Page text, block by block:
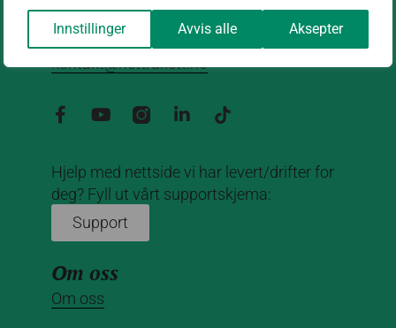
Innstillinger Avvis alle Aksepter
Kontakt oss
kontakt@nettrakett.no
Hjelp med nettside vi har levert/drifter for
deg? Fyll ut vårt supportskjema:
Support
Om oss
Om oss